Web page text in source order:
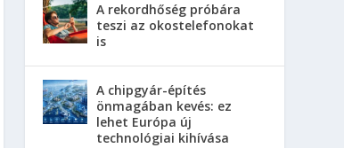
A rekordhőség próbára
teszi az okostelefonokat
is
A chipgyár-építés
önmagában kevés: ez
lehet Európa új
technológiai kihívása